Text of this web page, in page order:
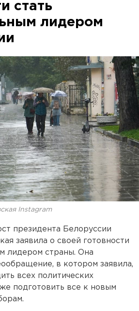
стать
лидером
Instagram
президента Белоруссии
заявила о своей готовности
лидером страны. Она
в котором заявила,
всех политических
подготовить все к новым